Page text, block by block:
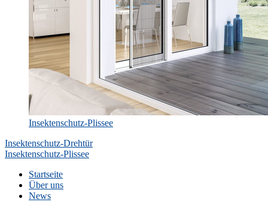
Insektenschutz-Plissee
Beitragsnavigation
Insektenschutz-Drehtür
Insektenschutz-Plissee
Startseite
Über uns
News